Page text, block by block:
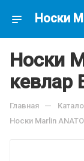
Носки
кевлар
Главная —
Носки Marlin